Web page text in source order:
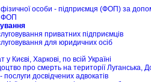
особи - підприємця (ФОП) за
ФОП
приватних підприємців
для юридичних осіб
Києві, Харкові, по всій Україні
про смерть на території Луганська,
послуги досвідчених адвокатів